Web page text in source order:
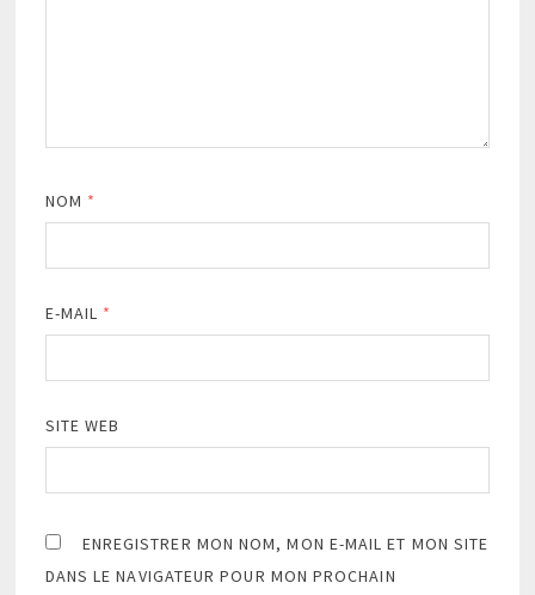
NOM *
E-MAIL *
SITE WEB
ENREGISTRER MON NOM, MON E-MAIL ET MON SITE
DANS LE NAVIGATEUR POUR MON PROCHAIN